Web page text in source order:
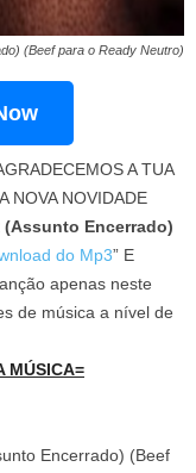
(Beef para o Ready Neutro)
A TUA
NOVA NOVIDADE
(Assunto Encerrado)
do Mp3” E
apenas neste
de música a nível de
MÚSICA=
Encerrado) (Beef